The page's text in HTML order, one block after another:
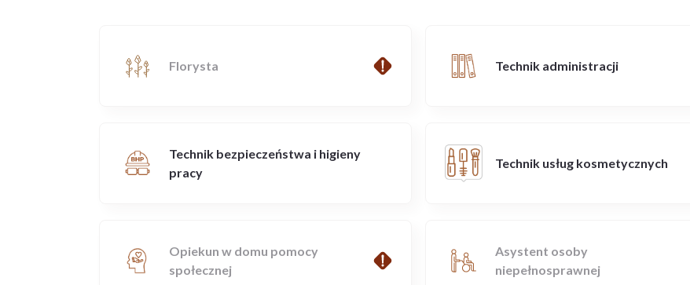
Florysta Technik administracji
Technik bezpieczeństwa i higieny
pracy
Technik usług kosmetycznych
Opiekun w domu pomocy
społecznej
Asystent osoby
niepełnosprawnej